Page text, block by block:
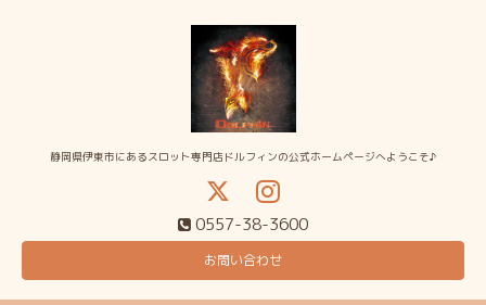
静岡県伊東市にあるスロット専門店ドルフィンの公式ホームページへようこそ♪
0557-38-3600
お問い合わせ